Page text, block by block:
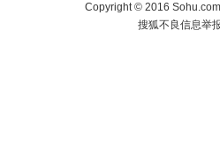
Copyright©2016
搜狐不良信息举